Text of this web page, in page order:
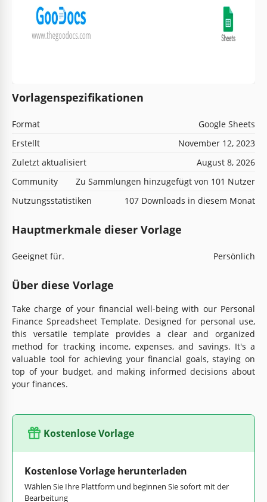
Vorlagenspezifikationen
Format
Google Sheets
Erstellt
November 12, 2023
Zuletzt aktualisiert
August 8, 2026
Community
Zu Sammlungen hinzugefügt von 101 Nutzer
Nutzungsstatistiken
107 Downloads in diesem Monat
Hauptmerkmale dieser Vorlage
Geeignet für. Persönlich
Über diese Vorlage
Take charge of your financial well-being with our Personal
Finance Spreadsheet Template. Designed for personal use,
this versatile template provides a clear and organized
method for tracking income, expenses, and savings. It's a
valuable tool for achieving your financial goals, staying on
top of your budget, and making informed decisions about
your finances.
Kostenlose Vorlage
Kostenlose Vorlage herunterladen
Wählen Sie Ihre Plattform und beginnen Sie sofort mit der
Bearbeitung